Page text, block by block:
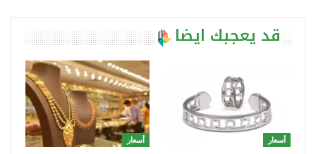
قد يعجبك ايضا
أسعار أسعار